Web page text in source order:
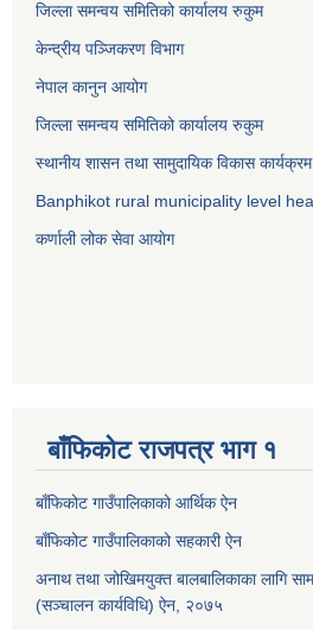
जिल्ला समन्वय समितिको कार्यालय रुकुम
केन्द्रीय पञ्जिकरण विभाग
नेपाल कानुन आयोग
जिल्ला समन्वय समितिको कार्यालय रुकुम
स्थानीय शासन तथा सामुदायिक विकास
Banphikot rural municipality level
कर्णाली लोक सेवा आयाेग
बाँफिकोट राजपत्र भाग १
बाँफिकोट गाउँपालिकाको आर्थिक ऐन
बाँफिकोट गाउँपालिकाको सहकारी ऐन
अनाथ तथा जोखिमयुक्त बालबालिकाका लागि
(सञ्चालन कार्यविधि) ऐन, २०७५